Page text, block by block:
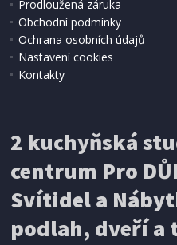
Prodloužená záruka
Obchodní podmínky
Ochrana osobních údajů
Nastavení cookies
Kontakty
2 kuchyňská
centrum Pro
Svítidel a
podlah, dveří a